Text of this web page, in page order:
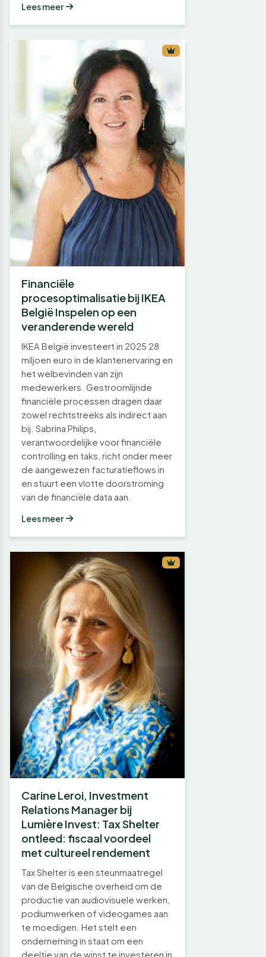
Lees meer
Financiële
procesoptimalisatie bij IKEA
België Inspelen op een
veranderende wereld
IKEA België investeert in 2025 28
miljoen euro in de klantenervaring en
het welbevinden van zijn
medewerkers. Gestroomlijnde
financiële processen dragen daar
zowel rechtstreeks als indirect aan
bij. Sabrina Philips,
verantwoordelijke voor financiële
controlling en taks, richt onder meer
de aangewezen facturatieflows in
en stuurt een vlotte doorstroming
van de financiële data aan.
Lees meer
Carine Leroi, Investment
Relations Manager bij
Lumière Invest: Tax Shelter
ontleed: fiscaal voordeel
met cultureel rendement
Tax Shelter is een steunmaatregel
van de Belgische overheid om de
productie van audiovisuele werken,
podiumwerken of videogames aan
te moedigen. Het stelt een
onderneming in staat om een
deeltje van de winst te investeren in